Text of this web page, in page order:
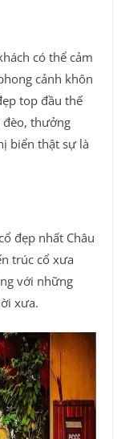
có thể cảm
cảnh khôn
top đầu thế
thưởng
biển thật sự là
đẹp nhất Châu
trúc cổ xưa
với những
xưa.